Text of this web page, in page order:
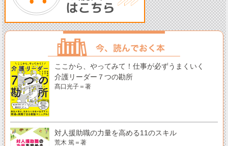
ここから、やってみて！仕事が必ずうまくいく
介護リーダー７つの勘所
髙口光子＝著
対人援助職の力量を高める11のスキル
荒木 篤＝著